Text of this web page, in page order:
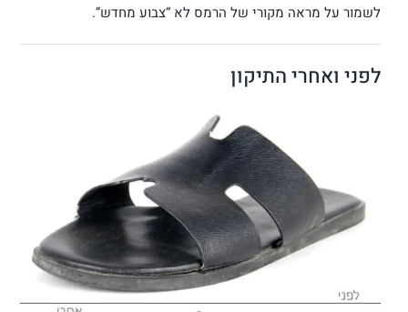
לשמור על מראה מקורי של הרמס לא “צבוע מחדש”.
לפני ואחרי התיקון